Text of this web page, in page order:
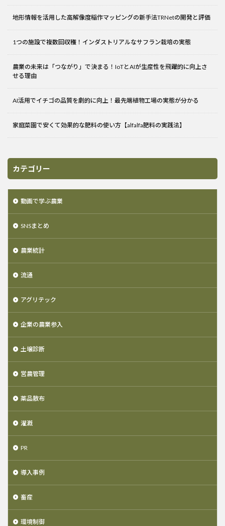
地形情報を活用した高解像度稲作マッピングの新手法TRNetの開発と評価
1つの施設で複数回収穫！インダストリアルなサフラン栽培の実態
農業の未来は「つながり」で決まる！IoTとAIが生産性を飛躍的に向上さ
せる理由
AI活用でイチゴの品質を劇的に向上！最先端植物工場の実態が分かる
家庭菜園で安くて効果的な肥料の使い方【alfalfa肥料の実践法】
カテゴリー
動画で学ぶ農業
SNSまとめ
農業統計
流通
アグリテック
企業の農業参入
土壌診断
営農管理
薬品散布
灌漑
PR
導入事例
畜産
環境制御